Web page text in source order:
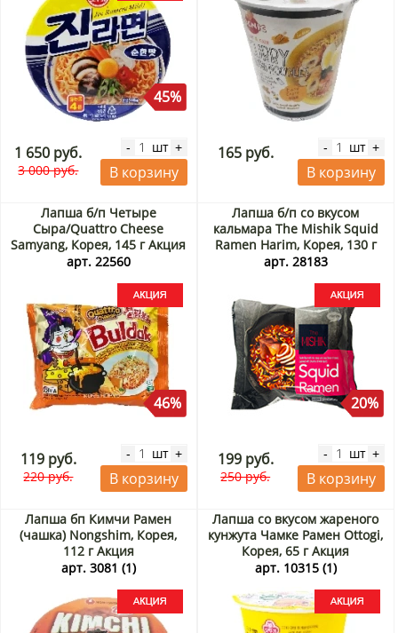
45%
1 650 руб.
3 000 руб.
- шт +
В корзину
165 руб. - шт +
В корзину
Лапша б/п Четыре
Сыра/Quattro Cheese
Samyang, Корея, 145 г Акция
арт. 22560
46%
119 руб.
220 руб.
- шт +
В корзину
Лапша б/п со вкусом
кальмара The Mishik Squid
Ramen Harim, Корея, 130 г
Акция
арт. 28183
20%
199 руб.
250 руб.
- шт +
В корзину
Лапша бп Кимчи Рамен
(чашка) Nongshim, Корея,
112 г Акция
арт. 3081 (1)
Лапша со вкусом жареного
кунжута Чамке Рамен Ottogi,
Корея, 65 г Акция
арт. 10315 (1)